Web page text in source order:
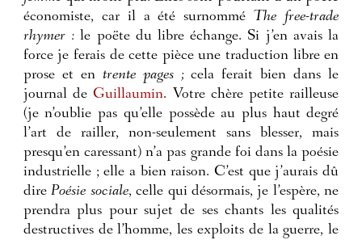
économiste, car il a été surnommé
The free-trade
rhymer : le poëte du libre échange. Si j’en avais la
force je ferais de cette pièce une traduction libre en
prose et en trente pages ; cela ferait bien dans le
journal deGuillaumin. Votre chère petite railleuse
(je n’oublie pas qu’elle possède au plus haut degré
l’art de railler, non-seulement sans blesser, mais
presqu’en caressant) n’a pas grande foi dans la poésie
industrielle ; elle a bien raison. C’est que j’aurais dû
direPoésie sociale, celle qui désormais, je l’espère, ne
prendra plus pour sujet de ses chants les qualités
destructives de l’homme, les exploits de la guerre, le